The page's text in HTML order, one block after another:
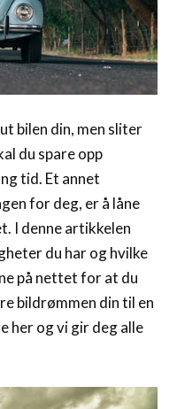
bilen din, men sliter
du spare opp
tid. Et annet
for deg, er å låne
I denne artikkelen
du har og hvilke
på nettet for at du
bildrømmen din til en
her og vi gir deg alle